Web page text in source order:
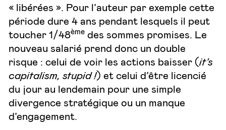
« libérées ». Pour l’auteur par exemple cette
période dure 4 ans pendant lesquels il peut
toucher 1/48ème des sommes promises. Le
nouveau salarié prend donc un double
risque : celui de voir les actions baisser (it’s
capitalism, stupid !) et celui d’être licencié
du jour au lendemain pour une simple
divergence stratégique ou un manque
d’engagement.